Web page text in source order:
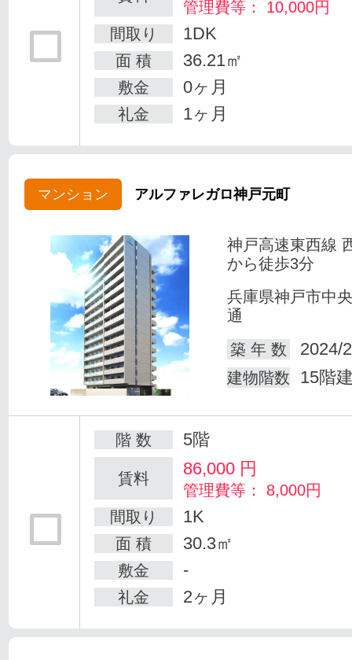
管理費等： 10,000円
間取り
1DK
面 積 36.21㎡
敷金 0ヶ月
礼金 1ヶ月
マンション アルファレガロ神戸元町
神戸高速東西線
から徒歩3分
兵庫県神戸市中
通
築 年 数
2024/
建物階数 15階
階 数 5階
賃料 86,000 円
管理費等： 8,000円
間取り
1K
面 積 30.3㎡
敷金 -
礼金 2ヶ月